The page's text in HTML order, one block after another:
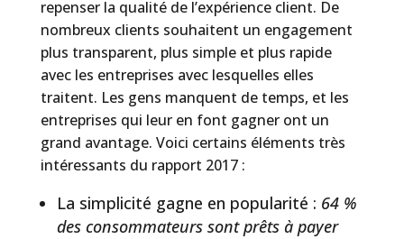
repenser la qualité de l’expérience client. De
nombreux clients souhaitent un engagement
plus transparent, plus simple et plus rapide
avec les entreprises avec lesquelles elles
traitent. Les gens manquent de temps, et les
entreprises qui leur en font gagner ont un
grand avantage. Voici certains éléments très
intéressants du rapport 2017 :
La simplicité gagne en popularité : 64 %
des consommateurs sont prêts à payer